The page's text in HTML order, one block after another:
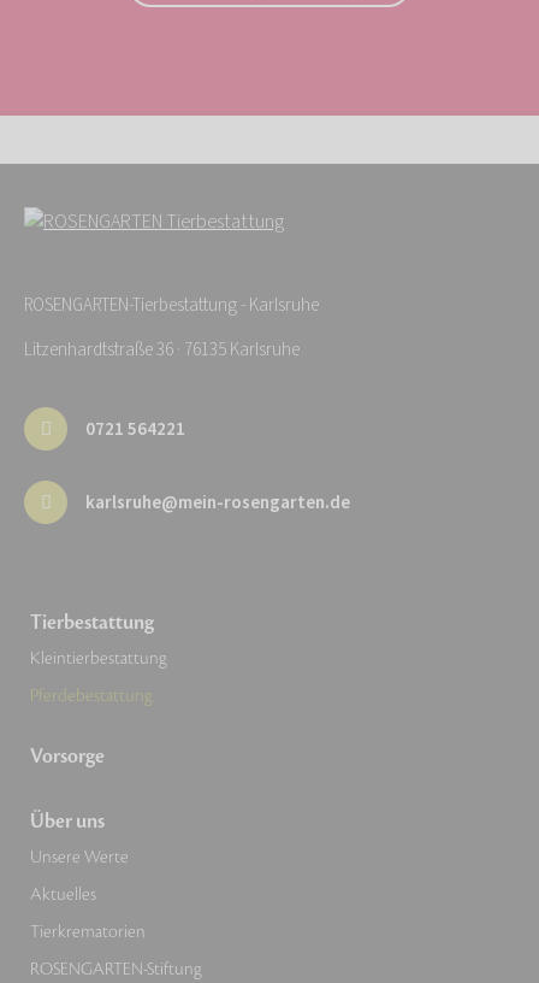
ROSENGARTEN-Tierbestattung - Karlsruhe
Litzenhardtstraße 36 · 76135 Karlsruhe
0721 564221
karlsruhe@mein-rosengarten.de
Tierbestattung
Kleintierbestattung
Pferdebestattung
Vorsorge
Über uns
Unsere Werte
Aktuelles
Tierkrematorien
ROSENGARTEN-Stiftung